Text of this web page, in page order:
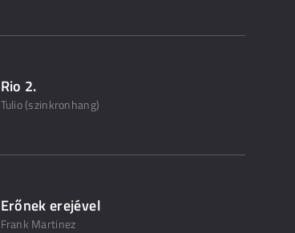
Rio 2.
Tulio (szinkronhang)
Erőnek erejével
Frank Martinez